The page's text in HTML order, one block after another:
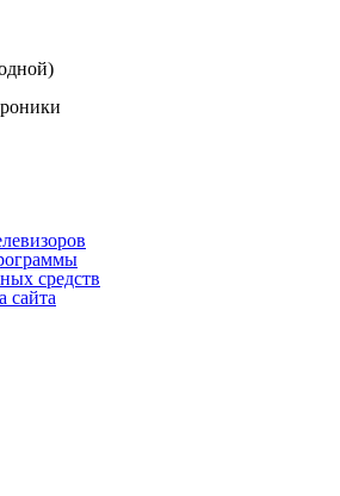
средств
сайта